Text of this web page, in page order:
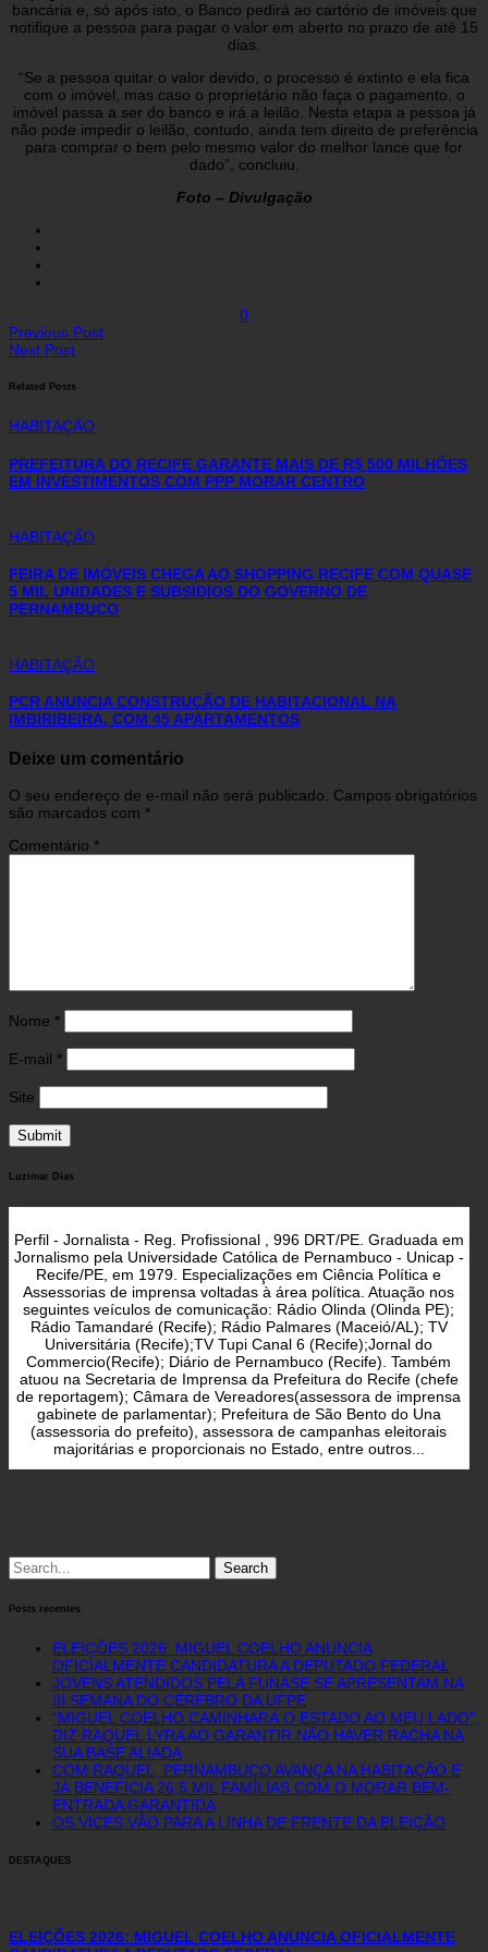
bancária e, só após isto, o Banco pedirá ao cartório de imóveis que
notifique a pessoa para pagar o valor em aberto no prazo de até 15
dias.
“Se a pessoa quitar o valor devido, o processo é extinto e ela fica
com o imóvel, mas caso o proprietário não faça o pagamento, o
imóvel passa a ser do banco e irá a leilão. Nesta etapa a pessoa já
não pode impedir o leilão, contudo, ainda tem direito de preferência
para comprar o bem pelo mesmo valor do melhor lance que for
dado”, concluiu.
Foto – Divulgação
0
Previous Post
Next Post
Related Posts
HABITAÇÃO
PREFEITURA DO RECIFE GARANTE MAIS DE R$ 500 MILHÕES
EM INVESTIMENTOS COM PPP MORAR CENTRO
HABITAÇÃO
FEIRA DE IMÓVEIS CHEGA AO SHOPPING RECIFE COM QUASE
5 MIL UNIDADES E SUBSÍDIOS DO GOVERNO DE
PERNAMBUCO
HABITAÇÃO
PCR ANUNCIA CONSTRUÇÃO DE HABITACIONAL NA
IMBIRIBEIRA, COM 45 APARTAMENTOS
Deixe um comentário
O seu endereço de e-mail não será publicado. Campos obrigatórios
são marcados com *
Comentário *
Nome *
E-mail *
Site
Luzimar Dias
Perfil - Jornalista - Reg. Profissional , 996 DRT/PE. Graduada em
Jornalismo pela Universidade Católica de Pernambuco - Unicap -
Recife/PE, em 1979. Especializações em Ciência Política e
Assessorias de imprensa voltadas à área política. Atuação nos
seguintes veículos de comunicação: Rádio Olinda (Olinda PE);
Rádio Tamandaré (Recife); Rádio Palmares (Maceió/AL); TV
Universitária (Recife);TV Tupi Canal 6 (Recife);Jornal do
Commercio(Recife); Diário de Pernambuco (Recife). Também
atuou na Secretaria de Imprensa da Prefeitura do Recife (chefe
de reportagem); Câmara de Vereadores(assessora de imprensa
gabinete de parlamentar); Prefeitura de São Bento do Una
(assessoria do prefeito), assessora de campanhas eleitorais
majoritárias e proporcionais no Estado, entre outros...
Search
for:
Posts recentes
ELEIÇÕES 2026: MIGUEL COELHO ANUNCIA
OFICIALMENTE CANDIDATURA A DEPUTADO FEDERAL
JOVENS ATENDIDOS PELA FUNASE SE APRESENTAM NA
III SEMANA DO CÉREBRO DA UFPE
“MIGUEL COELHO CAMINHARÁ O ESTADO AO MEU LADO”,
DIZ RAQUEL LYRA AO GARANTIR NÃO HAVER RACHA NA
SUA BASE ALIADA
COM RAQUEL, PERNAMBUCO AVANÇA NA HABITAÇÃO E
JÁ BENEFICIA 26,5 MIL FAMÍLIAS COM O MORAR BEM-
ENTRADA GARANTIDA
OS VICES VÃO PARA A LINHA DE FRENTE DA ELEIÇÃO
DESTAQUES
ELEIÇÕES 2026: MIGUEL COELHO ANUNCIA OFICIALMENTE